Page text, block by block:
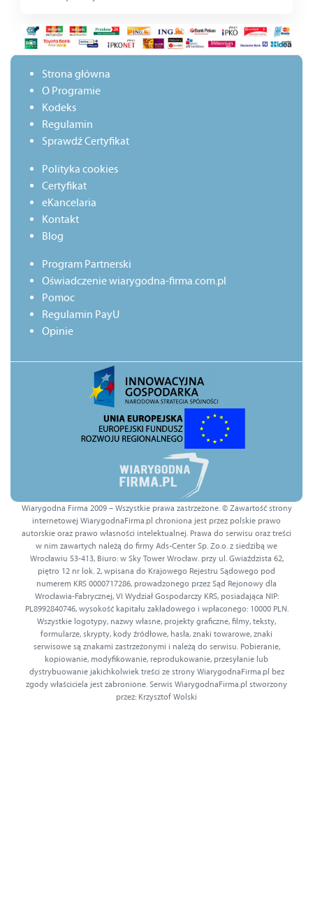
Strona główna
O Programie
Kodeks
Regulamin
Sprawdź Certyfikat
Polityka cookies
Certyfikat
eKancelaria
Kontakt
Blog
Program Partnerski
Oświadczenie wiarygodna-firma.com.pl
Pomoc
Regulamin PayU
Opinie
Wiarygodna Firma 2009 – Wszystkie prawa zastrzeżone. © Zawartość strony
internetowej WiarygodnaFirma.pl chroniona jest przez polskie prawo
autorskie oraz prawo własności intelektualnej. Prawa do serwisu oraz treści
w nim zawartych należą do firmy Ads-Center Sp. Zo.o. z siedzibą we
Wrocławiu 53-413, Biuro: w Sky Tower Wrocław. przy ul. Gwiaździsta 62,
piętro 12 nr lok. 2, wpisana do Krajowego Rejestru Sądowego pod
numerem KRS 0000717286, prowadzonego przez Sąd Rejonowy dla
Wrocławia-Fabrycznej, VI Wydział Gospodarczy KRS, posiadająca NIP:
PL8992840746, wysokość kapitału zakładowego i wpłaconego: 10000 PLN.
Wszystkie logotypy, nazwy własne, projekty graficzne, filmy, teksty,
formularze, skrypty, kody źródłowe, hasła, znaki towarowe, znaki
serwisowe są znakami zastrzeżonymi i należą do serwisu. Pobieranie,
kopiowanie, modyfikowanie, reprodukowanie, przesyłanie lub
dystrybuowanie jakichkolwiek treści ze strony WiarygodnaFirma.pl bez
zgody właściciela jest zabronione. Serwis WiarygodnaFirma.pl stworzony
przez: Krzysztof Wolski